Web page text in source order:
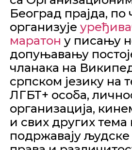
Београд прајда, по
организује
маратон у писању
допуњавању
чланака на
српском језику на
ЛГБТ+ особа,
организација,
и свих других тема
подржавају